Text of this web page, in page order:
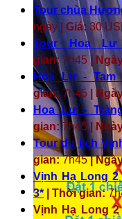
Tour chùa
ngày | Giá: 30
Tour Hoa
gian: 7h45|
Hoa Lư - Tam
gian:7h45 |
Hoa Lư -
gian:7h45 |
Tour du lịch
gian:7h45|
Vịnh Hạ Long
3* | Thời gian:
Vịnh Hạ Long